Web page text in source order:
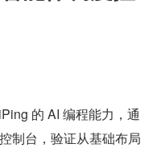
的 AI 编程能力，通
制台，验证从基础布局